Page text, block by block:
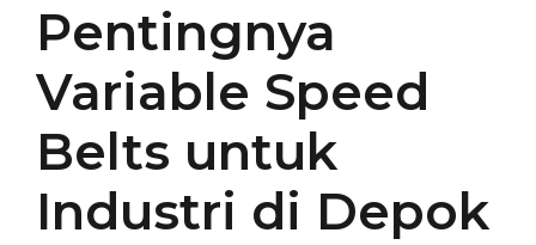
Pentingnya
Variable Speed
Belts untuk
Industri di Depok